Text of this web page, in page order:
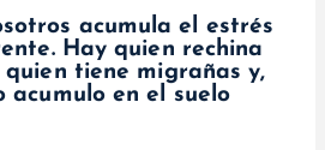
acumula el estrés
Hay quien rechina
quien tiene migrañas y,
acumulo en el suelo